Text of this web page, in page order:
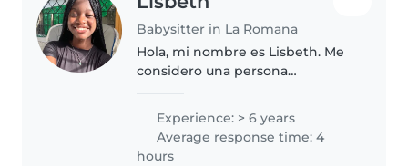
Babysitter in La Romana
Hola, mi nombre es Lisbeth. Me
considero una persona
paciente con los niños. Desde
jovencita he cuidado niños y
siento que tengo una conexión
Experience: > 6 years
Average response time: 4
hours